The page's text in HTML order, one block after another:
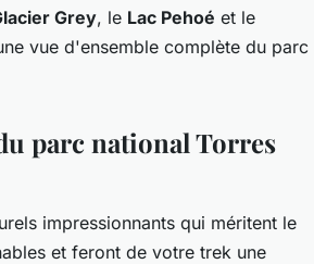
Grey, le Lac Pehoé et le
vue d'ensemble complète du parc
parc national Torres
impressionnants qui méritent le
et feront de votre trek une